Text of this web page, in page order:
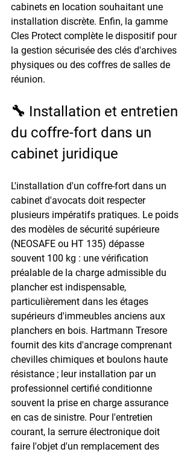
cabinets en location souhaitant une
installation discrète. Enfin, la gamme
Cles Protect complète le dispositif pour
la gestion sécurisée des clés d'archives
physiques ou des coffres de salles de
réunion.
🔧 Installation et entretien
du coffre-fort dans un
cabinet juridique
L'installation d'un coffre-fort dans un
cabinet d'avocats doit respecter
plusieurs impératifs pratiques. Le poids
des modèles de sécurité supérieure
(NEOSAFE ou HT 135) dépasse
souvent 100 kg : une vérification
préalable de la charge admissible du
plancher est indispensable,
particulièrement dans les étages
supérieurs d'immeubles anciens aux
planchers en bois. Hartmann Tresore
fournit des kits d'ancrage comprenant
chevilles chimiques et boulons haute
résistance ; leur installation par un
professionnel certifié conditionne
souvent la prise en charge assurance
en cas de sinistre. Pour l'entretien
courant, la serrure électronique doit
faire l'objet d'un remplacement des